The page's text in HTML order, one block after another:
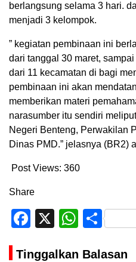
berlangsung selama 3 hari.
menjadi 3 kelompok.
” kegiatan pembinaan ini
dari tanggal 30 maret,
dari 11 kecamatan di bagi
pembinaan ini akan
memberikan materi
narasumber itu sendiri
Negeri Benteng, Perwakilan
Dinas PMD.” jelasnya (BR2)
Post Views: 360
Share
Facebook
X
Tinggalkan Balasan